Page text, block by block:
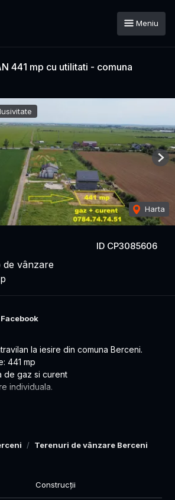
Meniu
441 mp cu utilitati - comuna
ID CP3085606
de vânzare
Harta
Terenuri de vânzare Berceni
Facebook
la iesire din comuna Berceni.
441 mp
de gaz si curent
individuala.
O784.74.74.51
Construcții